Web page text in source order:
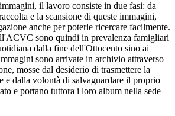
il lavoro consiste in due fasi: da
e la scansione di queste immagini,
anche per poterle ricercare facilmente.
sono quindi in prevalenza famigliari
dalla fine dell'Ottocento sino ai
sono arrivate in archivio attraverso
mosse dal desiderio di trasmettere la
e dalla volontà di salvaguardare il proprio
e portano tuttora i loro album nella sede